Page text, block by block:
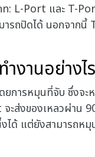
ท: L-Port และ T-
รถปิดได้ นอกจากนี้
งานอย่างไร
ยการหมุนที่จับ ซึ่งจ
ะส่งของเหลวผ่าน
ด้ แต่ยังสามารถห